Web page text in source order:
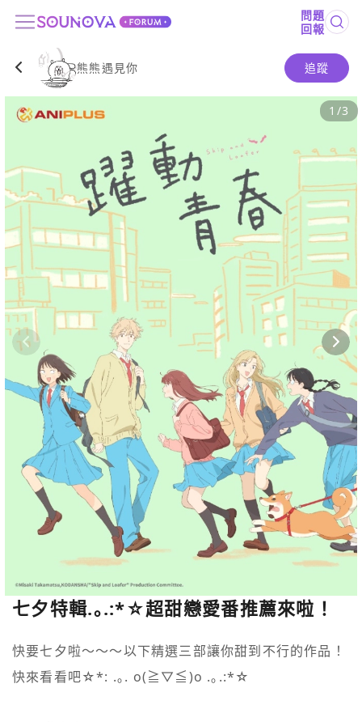
問題
回報
1 /3
熊熊遇見你 追蹤
七夕特輯.｡.:*☆超甜戀愛番推薦來啦！
快要七夕啦～～～以下精選三部讓你甜到不行的作品！
快來看看吧☆*: .｡. o(≧▽≦)o .｡.:*☆